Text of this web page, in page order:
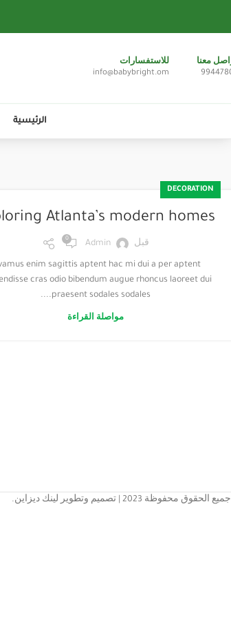
معنا
للاستفسارات
info@babybright.om
الرئيسية
DECORATION
Atlanta’s modern homes
قبل Admin
0
enim sagittis aptent hac mi dui a per aptent
cras odio bibendum augue rhoncus laoreet dui
praesent sodales sodales....
مواصلة القراءة
جميع الحقوق محفوظة 2023 | تصميم وتطوير لينك ديزاين.